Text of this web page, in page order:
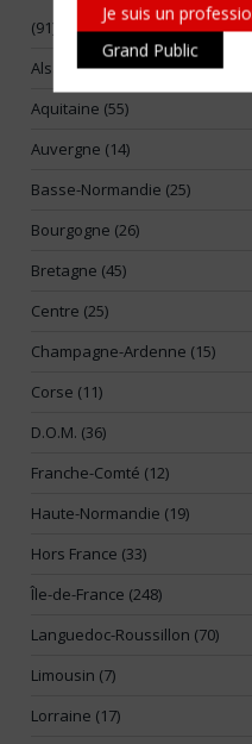
Je suis un
Grand Public
(91)
Alsace (17)
Aquitaine (55)
Auvergne (14)
Basse-Normandie (25)
Bourgogne (26)
Bretagne (45)
Centre (25)
Champagne-Ardenne (15)
Corse (11)
D.O.M. (36)
Franche-Comté (12)
Haute-Normandie (19)
Hors France (33)
Île-de-France (248)
Languedoc-Roussillon (70)
Limousin (7)
Lorraine (17)